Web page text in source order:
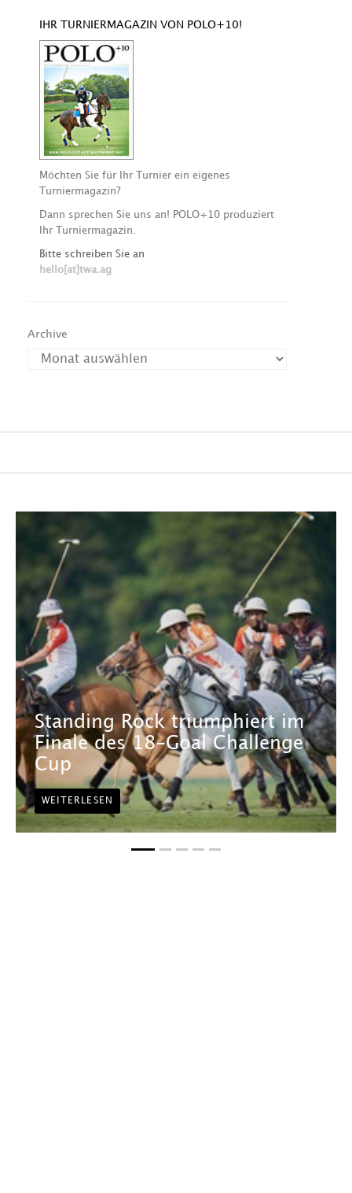
IHR TURNIERMAGAZIN VON POLO+10!
Möchten Sie für Ihr Turnier ein eigenes
Turniermagazin?
Dann sprechen Sie uns an! POLO+10 produziert
Ihr Turniermagazin.
Bitte schreiben Sie an
hello[at]twa.ag
Archive
Standing Rock triumphiert im
Finale des 18-Goal Challenge
Cup
WEITERLESEN